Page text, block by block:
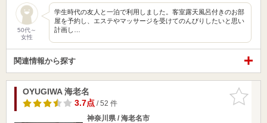
50代～
女性
学生時代の友人と一泊で利用しました。客室露天風呂付きのお部
屋を予約し、エステやマッサージを受けてのんびりしたいと思い
計画し…
関連情報から探す
お気に入
りに追加
OYUGIWA 海老名
3.7点/ 52 件
神奈川県 / 海老名市